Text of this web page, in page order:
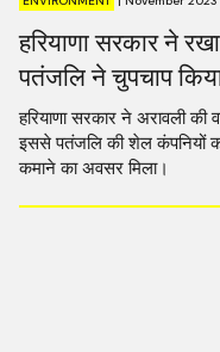
हरियाणा सरकार ने
पतंजलि ने चुपचाप
हरियाणा सरकार ने अरावली
इससे पतंजलि की शेल कंपनियों
कमाने का अवसर मिला।